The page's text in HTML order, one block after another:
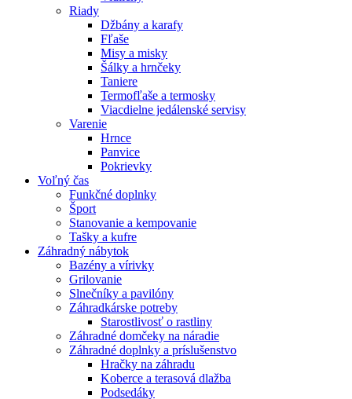
Riady
Džbány a karafy
Fľaše
Misy a misky
Šálky a hrnčeky
Taniere
Termofľaše a termosky
Viacdielne jedálenské servisy
Varenie
Hrnce
Panvice
Pokrievky
Voľný čas
Funkčné doplnky
Šport
Stanovanie a kempovanie
Tašky a kufre
Záhradný nábytok
Bazény a vírivky
Grilovanie
Slnečníky a pavilóny
Záhradkárske potreby
Starostlivosť o rastliny
Záhradné domčeky na náradie
Záhradné doplnky a príslušenstvo
Hračky na záhradu
Koberce a terasová dlažba
Podsedáky